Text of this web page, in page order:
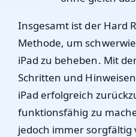
Insgesamt ist der Hard
Methode, um
iPad zu beheben. Mit
Schritten und
iPad erfolgreich
funktionsfähig zu
jedoch immer sorgfältig